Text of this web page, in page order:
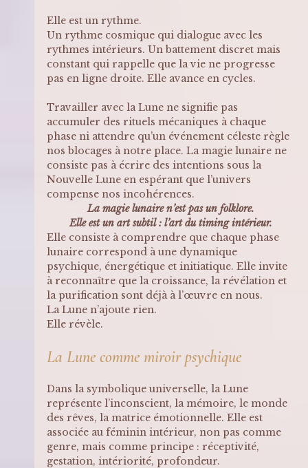
Elle est un rythme.
Un rythme cosmique qui dialogue avec les
rythmes intérieurs. Un battement discret mais
constant qui rappelle que la vie ne progresse
pas en ligne droite. Elle avance en cycles.
Travailler avec la Lune ne signifie pas
accumuler des rituels mécaniques à chaque
phase ni attendre qu’un événement céleste règle
nos blocages à notre place. La magie lunaire ne
consiste pas à écrire des intentions sous la
Nouvelle Lune en espérant que l’univers
compense nos incohérences.
La magie lunaire n’est pas un folklore.
Elle est un art subtil : l’art du timing intérieur.
Elle consiste à comprendre que chaque phase
lunaire correspond à une dynamique
psychique, énergétique et initiatique. Elle invite
à reconnaître que la croissance, la révélation et
la purification sont déjà à l’œuvre en nous.
La Lune n’ajoute rien.
Elle révèle.
La Lune comme miroir psychique
Dans la symbolique universelle, la Lune
représente l’inconscient, la mémoire, le monde
des rêves, la matrice émotionnelle. Elle est
associée au féminin intérieur, non pas comme
genre, mais comme principe : réceptivité,
gestation, intériorité, profondeur.